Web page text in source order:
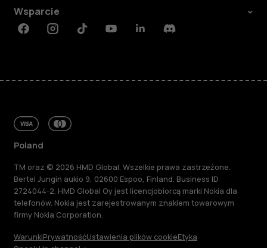
Wsparcie
FacebookInstagramTiktokYoutubeLinkedinDiscord
Poland
TM oraz © 2026 HMD Global. Wszelkie prawa zastrzeżone.
Bertel Jungin aukio 9, 02600 Espoo, Finland. Business ID
2724044-2. HMD Global Oy jest licencjobiorcą marki Nokia dla
telefonów. Nokia jest zarejestrowanym znakiem towarowym
firmy Nokia Corporation.
WarunkiPrywatnośćUstawienia plików cookieEtyka